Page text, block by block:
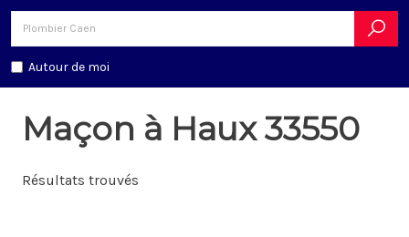
Autour de moi
Maçon à Haux 33550
Résultats trouvés